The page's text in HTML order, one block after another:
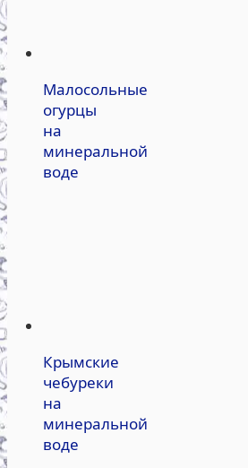
Малосольные
огурцы
на
минеральной
воде
Крымские
чебуреки
на
минеральной
воде